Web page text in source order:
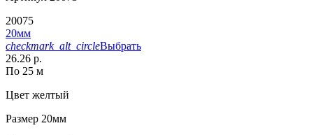
20075
20мм
checkmark_alt_circleВыбрать
26.26 р.
По 25 м
Цвет желтый
Размер 20мм